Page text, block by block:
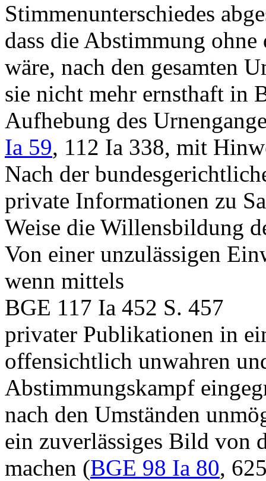
Stimmenunterschiedes
dass die Abstimmung
wäre, nach den gesamten
sie nicht mehr ernsthaft in
Aufhebung des
Ia 59, 112 Ia 338, mit
Nach der
private Informationen zu
Weise die Willensbildung
Von einer unzulässigen
wenn mittels
BGE 117 Ia 452 S. 457
privater Publikationen in
offensichtlich unwahren
Abstimmungskampf
nach den Umständen
ein zuverlässiges Bild von
machen (BGE 98 Ia 80,